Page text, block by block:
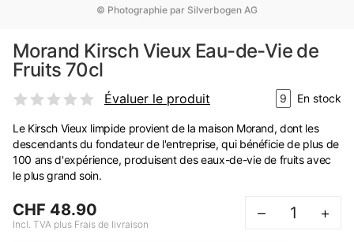
© Photographie par Silverbogen AG
Morand Kirsch Vieux Eau-de-Vie de
Fruits 70cl
Évaluer le produit 9 En stock
Le Kirsch Vieux limpide provient de la maison Morand, dont les
descendants du fondateur de l'entreprise, qui bénéficie de plus de
100 ans d'expérience, produisent des eaux-de-vie de fruits avec
le plus grand soin.
CHF 48.90
Incl. TVA plus Frais de livraison
– +